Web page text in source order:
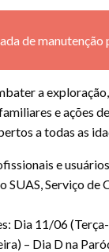
de
a
e ações
a todas as
e
SUAS, Serviço
Dia 11/06
– Dia D na